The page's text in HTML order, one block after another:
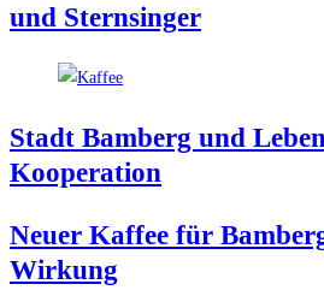
und Sternsinger
Stadt Bam­berg und
Kooperation
Neu­er Kaf­fee für
Wirkung